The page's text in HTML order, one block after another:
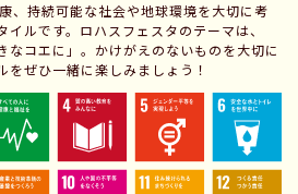
、持続可能な社会や地球環境を大切に考
ルです。ロハスフェスタのテーマは、
なコエに」。かけがえのないものを大切に
をぜひ一緒に楽しみましょう！